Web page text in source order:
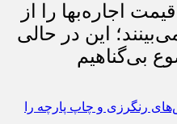
اجاره‌بها را از
این در حالی
بی‌گناهیم